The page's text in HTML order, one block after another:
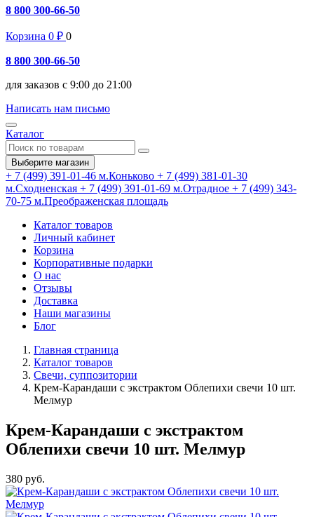
8 800 300-66-50
Корзина 0 ₽ 0
8 800 300-66-50
для заказов с 9:00 до 21:00
Написать нам письмо
Каталог
Выберите магазин
+ 7 (499) 391-01-46 м.Коньково + 7 (499) 381-01-30
м.Сходненская + 7 (499) 391-01-69 м.Отрадное + 7 (499) 343-
70-75 м.Преображенская площадь
Каталог товаров
Личный кабинет
Корзина
Корпоративные подарки
О нас
Отзывы
Доставка
Наши магазины
Блог
Главная страница
Каталог товаров
Свечи, суппозитории
Крем-Карандаши с экстрактом Облепихи свечи 10 шт.
Мелмур
Крем-Карандаши с экстрактом
Облепихи свечи 10 шт. Мелмур
380 руб.